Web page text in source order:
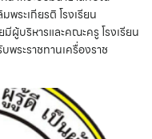
พระเกียรติ โรงเรียน
ผู้บริหารและคณะครู โรงเรียน
ระราชทานเครื่องราช